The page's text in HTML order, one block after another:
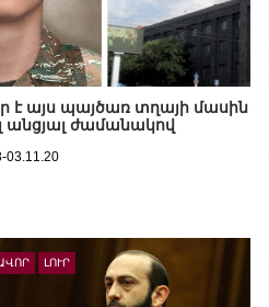
է այս պայծառ տղայի մասին
անցյալ ժամանակով
03.11.20
ԼՈՒՐ